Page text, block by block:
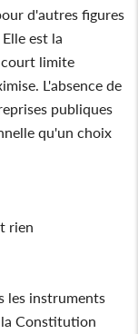
d'autres figures
est la
limite
L'absence de
publiques
qu'un choix
rien
les instruments
Constitution